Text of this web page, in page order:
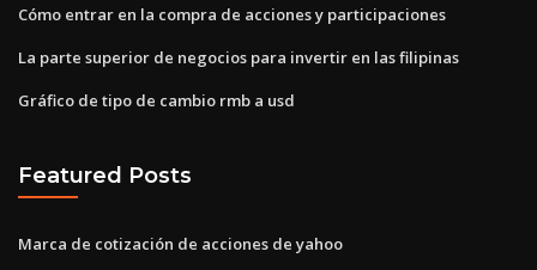
Cómo entrar en la compra de acciones y participaciones
La parte superior de negocios para invertir en las filipinas
Gráfico de tipo de cambio rmb a usd
Featured Posts
Marca de cotización de acciones de yahoo